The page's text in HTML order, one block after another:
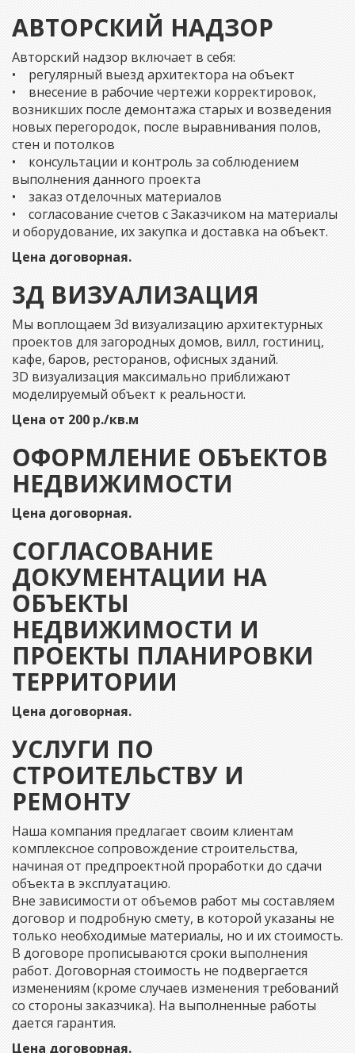
АВТОРСКИЙ НАДЗОР
Авторский надзор включает в себя:
• регулярный выезд архитектора на объект
• внесение в рабочие чертежи корректировок,
возникших после демонтажа старых и возведения
новых перегородок, после выравнивания полов,
стен и потолков
• консультации и контроль за соблюдением
выполнения данного проекта
• заказ отделочных материалов
• согласование счетов с Заказчиком на материалы
и оборудование, их закупка и доставка на объект.
Цена договорная.
3Д ВИЗУАЛИЗАЦИЯ
Мы воплощаем 3d визуализацию архитектурных
проектов для загородных домов, вилл, гостиниц,
кафе, баров, ресторанов, офисных зданий.
3D визуализация максимально приближают
моделируемый объект к реальности.
Цена от 200 р./кв.м
ОФОРМЛЕНИЕ ОБЪЕКТОВ
НЕДВИЖИМОСТИ
Цена договорная.
СОГЛАСОВАНИЕ
ДОКУМЕНТАЦИИ НА
ОБЪЕКТЫ
НЕДВИЖИМОСТИ И
ПРОЕКТЫ ПЛАНИРОВКИ
ТЕРРИТОРИИ
Цена договорная.
УСЛУГИ ПО
СТРОИТЕЛЬСТВУ И
РЕМОНТУ
Наша компания предлагает своим клиентам
комплексное сопровождение строительства,
начиная от предпроектной проработки до сдачи
объекта в эксплуатацию.
Вне зависимости от объемов работ мы составляем
договор и подробную смету, в которой указаны не
только необходимые материалы, но и их стоимость.
В договоре прописываются сроки выполнения
работ. Договорная стоимость не подвергается
изменениям (кроме случаев изменения требований
со стороны заказчика). На выполненные работы
дается гарантия.
Цена договорная.